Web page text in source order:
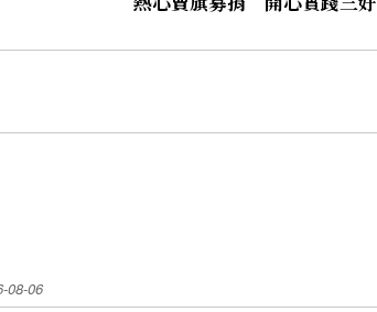
08-06